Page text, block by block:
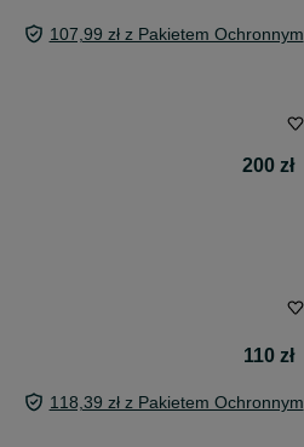
107,99 zł z Pakietem Ochronnym
200 zł
110 zł
118,39 zł z Pakietem Ochronnym